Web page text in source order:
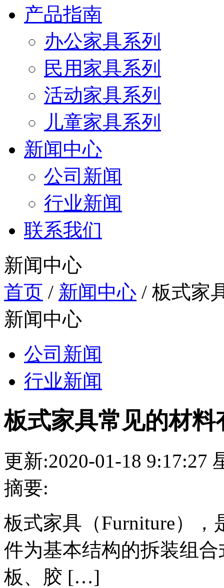
产品指南
办公家具系列
民用家具系列
活动家具系列
儿童家具系列
新闻中心
公司新闻
行业新闻
联系我们
新闻中心
首页 / 新闻中心 / 板式家
新闻中心
公司新闻
行业新闻
板式家具常见的材料
更新:2020-01-18 9:17:27
摘要:
板式家具（Furniture）
件为基本结构的拆装组
板、胶 […]